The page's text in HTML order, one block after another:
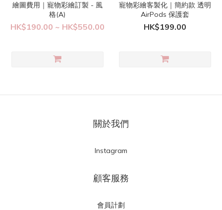
繪圖費用｜寵物彩繪訂製 - 風
格(A)
HK$190.00 ~ HK$550.00
寵物彩繪客製化｜簡約款 透明
AirPods 保護套
HK$199.00
關於我們
Instagram
顧客服務
會員計劃